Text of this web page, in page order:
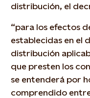
distribución, el
“para los efectos
establecidas en el
distribución
que presten los
se entenderá por
comprendido